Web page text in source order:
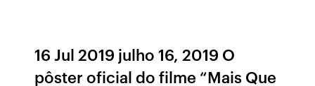
16 Jul 2019 julho 16, 2019 O
pôster oficial do filme “Mais Que